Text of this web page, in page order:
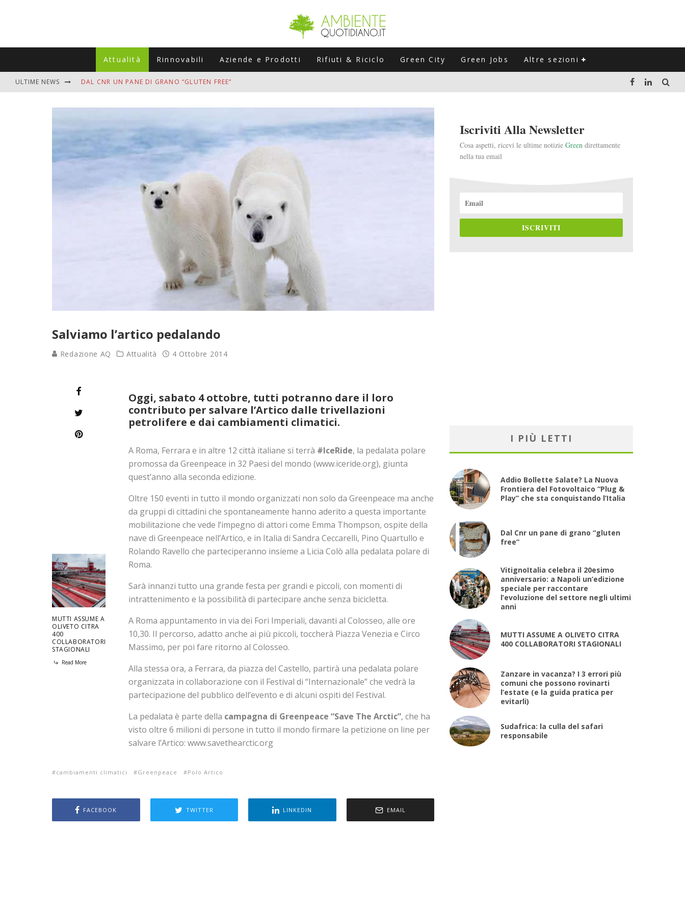
Attualità Rinnovabili Aziende e Prodotti Rifiuti & Riciclo Green City Green Jobs Altre sezioni
ULTIME NEWS DAL CNR UN PANE DI GRANO “GLUTEN FREE”
MUTTI ASSUME A OLIVETO CITRA 400 COLLABORATORI STAGIONALI
ZANZARE IN VACANZA? I 3 ERRORI PIÙ COMUNI CHE POSSONO ROVINARTI L’ESTATE (E LA GUIDA PRATICA PER EVITARLI)
ADDIO BOLLETTE SALATE? LA NUOVA FRONTIERA DEL FOTOVOLTAICO "PLUG & PLAY" CHE STA CONQUISTANDO L'ITALIA
Salviamo l’artico pedalando
Redazione AQ Attualità 4 Ottobre 2014
MUTTI ASSUME A
OLIVETO CITRA
400
COLLABORATORI
STAGIONALI
Read More
Oggi, sabato 4 ottobre, tutti potranno dare il loro
contributo per salvare l’Artico dalle trivellazioni
petrolifere e dai cambiamenti climatici.
A Roma, Ferrara e in altre 12 città italiane si terrà #IceRide, la pedalata polare
promossa da Greenpeace in 32 Paesi del mondo (www.iceride.org), giunta
quest’anno alla seconda edizione.
Oltre 150 eventi in tutto il mondo organizzati non solo da Greenpeace ma anche
da gruppi di cittadini che spontaneamente hanno aderito a questa importante
mobilitazione che vede l’impegno di attori come Emma Thompson, ospite della
nave di Greenpeace nell’Artico, e in Italia di Sandra Ceccarelli, Pino Quartullo e
Rolando Ravello che parteciperanno insieme a Licia Colò alla pedalata polare di
Roma.
Sarà innanzi tutto una grande festa per grandi e piccoli, con momenti di
intrattenimento e la possibilità di partecipare anche senza bicicletta.
A Roma appuntamento in via dei Fori Imperiali, davanti al Colosseo, alle ore
10,30. Il percorso, adatto anche ai più piccoli, toccherà Piazza Venezia e Circo
Massimo, per poi fare ritorno al Colosseo.
Alla stessa ora, a Ferrara, da piazza del Castello, partirà una pedalata polare
organizzata in collaborazione con il Festival di “Internazionale” che vedrà la
partecipazione del pubblico dell’evento e di alcuni ospiti del Festival.
La pedalata è parte della campagna di Greenpeace “Save The Arctic”, che ha
visto oltre 6 milioni di persone in tutto il mondo firmare la petizione on line per
salvare l’Artico: www.savethearctic.org
cambiamenti climatici Greenpeace Polo Artico
FACEBOOK TWITTER LINKEDIN EMAIL
Iscriviti Alla Newsletter
Cosa aspetti, ricevi le ultime notizie Green direttamente
nella tua email
ISCRIVITI
I PIÙ LETTI
Addio Bollette Salate? La Nuova
Frontiera del Fotovoltaico “Plug &
Play” che sta conquistando l’Italia
Dal Cnr un pane di grano “gluten
free”
VitignoItalia celebra il 20esimo
anniversario: a Napoli un’edizione
speciale per raccontare
l’evoluzione del settore negli ultimi
anni
MUTTI ASSUME A OLIVETO CITRA
400 COLLABORATORI STAGIONALI
Zanzare in vacanza? I 3 errori più
comuni che possono rovinarti
l’estate (e la guida pratica per
evitarli)
Sudafrica: la culla del safari
responsabile